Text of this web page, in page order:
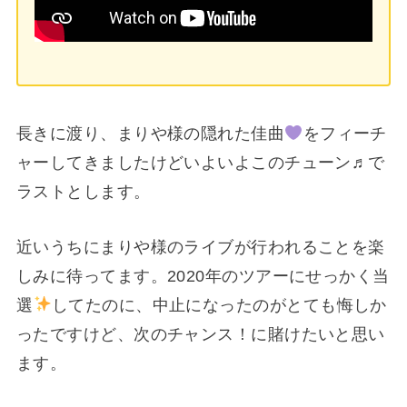
長きに渡り、まりや様の隠れた佳曲
をフィーチ
ャーしてきましたけどいよいよこのチューン♬で
ラストとします。
近いうちにまりや様のライブが行われることを楽
しみに待ってます。2020年のツアーにせっかく当
選
してたのに、中止になったのがとても悔しか
ったですけど、次のチャンス！に賭けたいと思い
ます。